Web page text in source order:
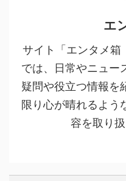
エ
サイト「エンタメ
では、日常やニュー
疑問や役立つ情報を
限り心が晴れるよう
容を取り扱